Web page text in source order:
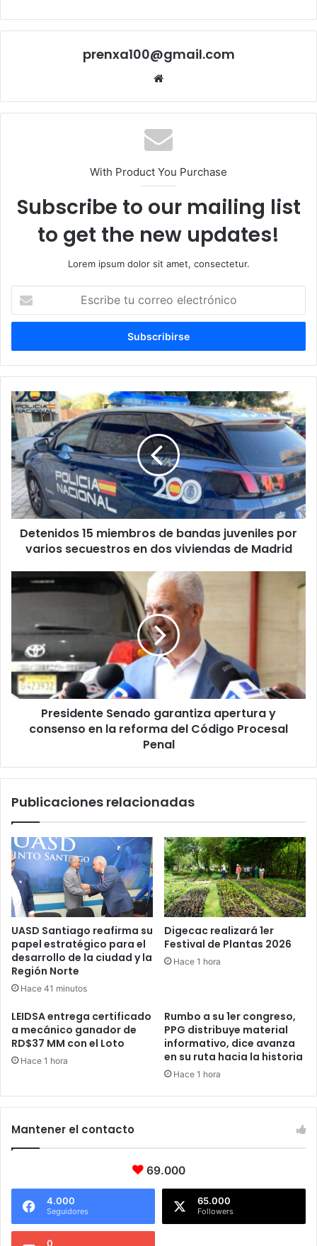
prenxa100@gmail.com
With Product You Purchase
Subscribe to our mailing list
to get the new updates!
Lorem ipsum dolor sit amet, consectetur.
correo
Detenidos
15
miembros
de
bandas
juveniles
por
varios
secuestros
en
dos
de
Madrid
Detenidos 15 miembros de bandas juveniles por
varios secuestros en dos viviendas de Madrid
Presidente
Senado
apertura
y
consenso
en
la
reforma
Código
Presidente Senado garantiza apertura y
consenso en la reforma del Código Procesal
Penal
Publicaciones relacionadas
UASD Santiago reafirma su
papel estratégico para el
desarrollo de la ciudad y la
Región Norte
Hace 41 minutos
Digecac realizará 1er
Festival de Plantas 2026
Hace 1 hora
LEIDSA entrega certificado
a mecánico ganador de
RD$37 MM con el Loto
Hace 1 hora
Rumbo a su 1er congreso,
PPG distribuye material
informativo, dice avanza
en su ruta hacia la historia
Hace 1 hora
Mantener el contacto
69.000
4.000
Seguidores
65.000
Followers
0